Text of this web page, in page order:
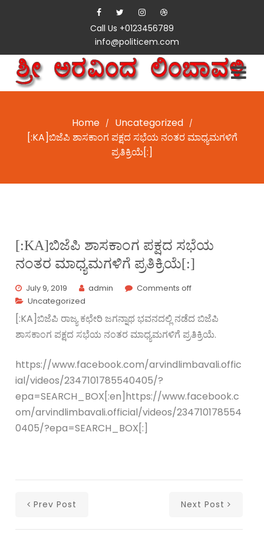
Call Us +0123456789
info@politicem.com
Home / Uncategorized /
[:KA]ಬಿಜೆಪಿ ಶಾಸಕಾಂಗ ಪಕ್ಷದ ಸಭೆಯ ನಂತರ ಮಾಧ್ಯಮಗಳಿಗೆ
ಪ್ರತಿಕ್ರಿಯೆ[:]
[:KA]ಬಿಜೆಪಿ ಶಾಸಕಾಂಗ ಪಕ್ಷದ ಸಭೆಯ
ನಂತರ ಮಾಧ್ಯಮಗಳಿಗೆ ಪ್ರತಿಕ್ರಿಯೆ[:]
July 9, 2019 admin
Comments off
Uncategorized
[:KA]ಬಿಜೆಪಿ ರಾಜ್ಯ ಕಛೇರಿ ಜಗನ್ನಾಥ ಭವನದಲ್ಲಿ ನಡೆದ ಬಿಜೆಪಿ
ಶಾಸಕಾಂಗ ಪಕ್ಷದ ಸಭೆಯ ನಂತರ ಮಾಧ್ಯಮಗಳಿಗೆ ಪ್ರತಿಕ್ರಿಯೆ.
https://www.facebook.com/arvindlimbavali.offic
ial/videos/2347101785540405/?
epa=SEARCH_BOX[:en]https://www.facebook.c
om/arvindlimbavali.official/videos/234710178554
0405/?epa=SEARCH_BOX[:]
Prev Post Next Post